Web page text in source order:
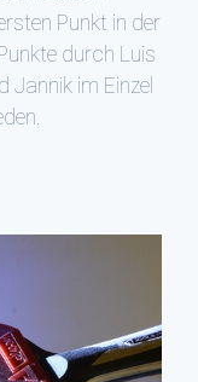
Punkt in der
durch Luis
Jannik im Einzel